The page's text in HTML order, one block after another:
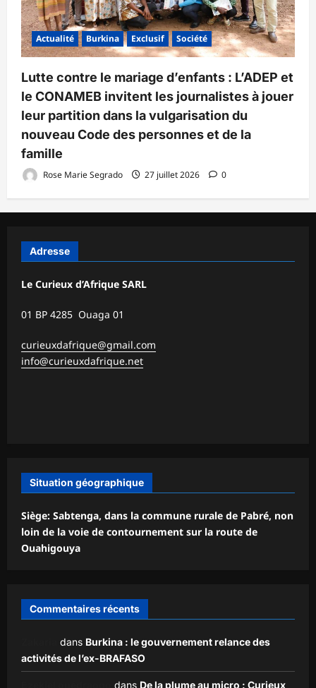
Actualité Burkina Exclusif Société
Lutte contre le mariage d’enfants : L’ADEP et
le CONAMEB invitent les journalistes à jouer
leur partition dans la vulgarisation du
nouveau Code des personnes et de la
famille
Rose Marie Segrado 27 juillet 2026 0
Adresse
Le Curieux d’Afrique SARL
01 BP 4285 Ouaga 01
curieuxdafrique@gmail.com
info@curieuxdafrique.net
Situation géographique
Siège: Sabtenga, dans la commune rurale de Pabré, non
loin de la voie de contournement sur la route de
Ouahigouya
Commentaires récents
dans Burkina : le gouvernement relance des
activités de l’ex-BRAFASO
dans De la plume au micro : Curieux